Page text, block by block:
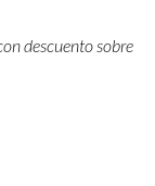
descuento sobre